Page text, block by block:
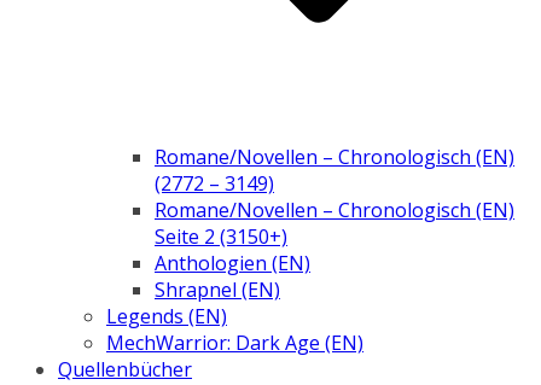
Romane/Novellen – Chronologisch (EN)
(2772 – 3149)
Romane/Novellen – Chronologisch (EN)
Seite 2 (3150+)
Anthologien (EN)
Shrapnel (EN)
Legends (EN)
MechWarrior: Dark Age (EN)
Quellenbücher